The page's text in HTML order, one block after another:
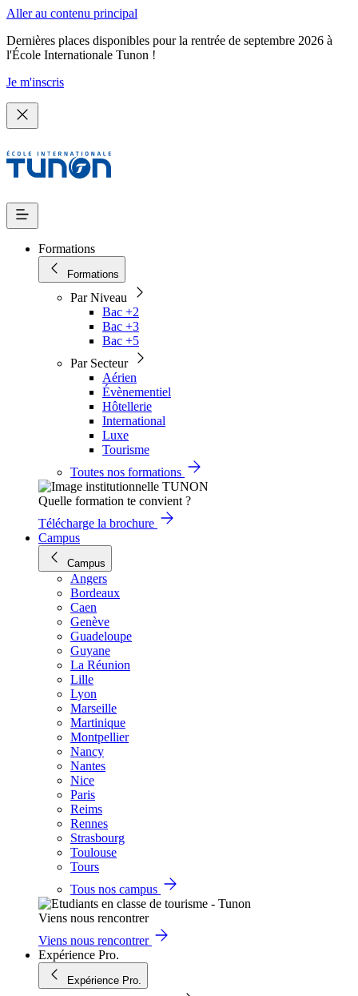
Aller au contenu principal
Dernières places disponibles pour la rentrée de septembre 2026 à
l'École Internationale Tunon !
Je m'inscris
Formations
Formations
Par Niveau
Bac +2
Bac +3
Bac +5
Par Secteur
Aérien
Évènementiel
Hôtellerie
International
Luxe
Tourisme
Toutes nos formations
Quelle formation te convient ?
Télécharge la brochure
Campus
Campus
Angers
Bordeaux
Caen
Genève
Guadeloupe
Guyane
La Réunion
Lille
Lyon
Marseille
Martinique
Montpellier
Nancy
Nantes
Nice
Paris
Reims
Rennes
Strasbourg
Toulouse
Tours
Tous nos campus
Viens nous rencontrer
Viens nous rencontrer
Expérience Pro.
Expérience Pro.